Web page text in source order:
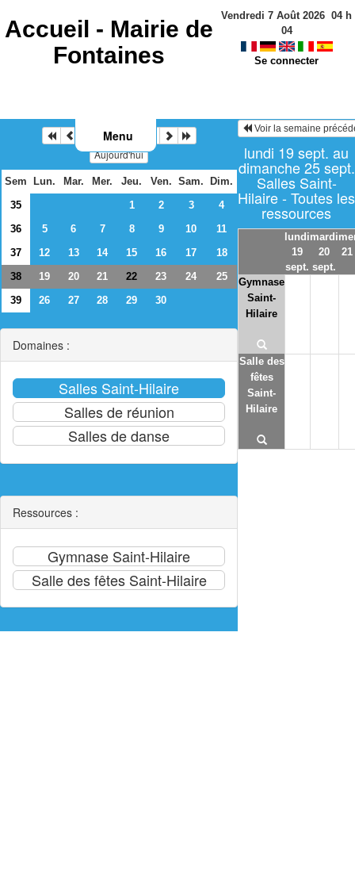
Accueil - Mairie de
Fontaines
Vendredi 7 Août 2026 04h
04
Se connecter
Menu
Septembre 2022
Aujourd'hui
Sem Lun. Mar. Mer. Jeu. Ven. Sam. Dim.
35
1 2 3
4
36
5 6 7 8 9 10
11
37
12 13 14 15 16 17
18
38
19 20 21 22 23 24
25
39
26 27 28 29 30
Domaines :
Ressources :
Voir la semaine
lundi 19 sept. au
dimanche 25 sept.
Salles Saint-
Hilaire - Toutes les
ressources
lundi
19
sept.
mardi
20
sept.
Gymnase
Saint-
Hilaire
Salle des
fêtes
Saint-
Hilaire